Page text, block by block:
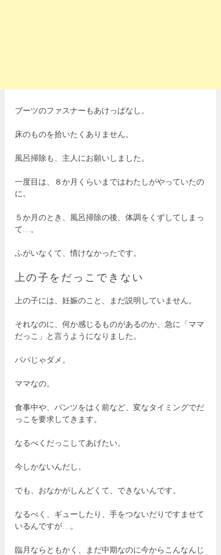
ブーツのファスナーもあけっぱなし。
床のものを拾いたくありません。
風呂掃除も、主人にお願いしました。
一度目は、８か月くらいまではわたしがやっていたの
に。
５か月のとき、風呂掃除の後、体調をくずしてしまっ
て…。
ふがいなくて、情けなかったです。
上の子をだっこできない
上の子には、妊娠のこと、まだ説明していません。
それなのに、何か感じるものがあるのか、急に「ママ
だっこ」と言うようになりました。
パパじゃダメ。
ママなの。
食事中や、パンツをはく前など、変なタイミングでだ
っこを要求してきます。
なるべくだっこしてあげたい。
今しかないんだし。
でも、おなかがしんどくて、できないんです。
なるべく、ギューしたり、手をつないだりですませて
いるんですが…。
臨月ならともかく、まだ中期なのに今からこんなんじ